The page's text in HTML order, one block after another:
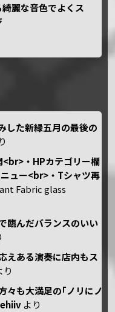
麗な音色でよくス
した新緑五月の最後の
<br>・HPカテゴリー欄
ュー<br>・Tシャツ再
Fabric glass
臨んだバランスのいい
えある演奏に店内もス
り
々も大満足の｢ノリにノ
より